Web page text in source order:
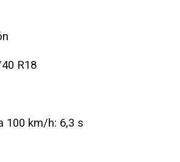
R18
100 km/h: 6,3 s